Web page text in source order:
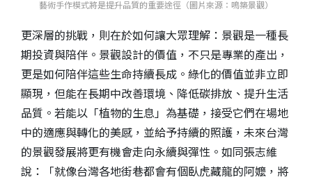
藝術手作模式將是提升品質的重要途徑（圖片來源：鳴築景觀）
更深層的挑戰，則在於如何讓大眾理解：景觀是一種長
期投資與陪伴。景觀設計的價值，不只是專業的產出，
更是如何陪伴這些生命持續長成。綠化的價值並非立即
顯現，但能在長期中改善環境、降低碳排放、提升生活
品質。若能以「植物的生息」為基礎，接受它們在場地
中的適應與轉化的美感，並給予持續的照護，未來台灣
的景觀發展將更有機會走向永續與彈性。如同張志維
說：「就像台灣各地街巷都會有個臥虎藏龍的阿嬤，將